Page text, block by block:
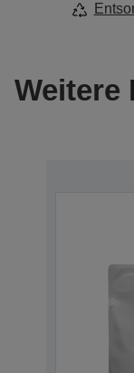
Weitere